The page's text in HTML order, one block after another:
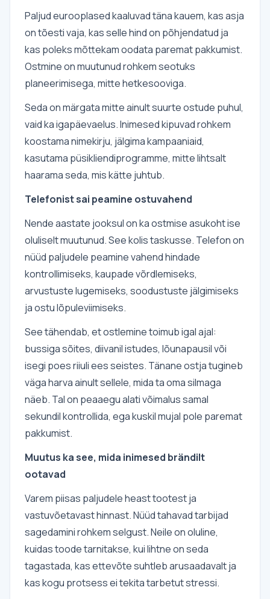
Paljud eurooplased kaaluvad täna kauem, kas asja
on tõesti vaja, kas selle hind on põhjendatud ja
kas poleks mõttekam oodata paremat pakkumist.
Ostmine on muutunud rohkem seotuks
planeerimisega, mitte hetkesooviga.
Seda on märgata mitte ainult suurte ostude puhul,
vaid ka igapäevaelus. Inimesed kipuvad rohkem
koostama nimekirju, jälgima kampaaniaid,
kasutama püsikliendiprogramme, mitte lihtsalt
haarama seda, mis kätte juhtub.
Telefonist sai peamine ostuvahend
Nende aastate jooksul on ka ostmise asukoht ise
oluliselt muutunud. See kolis taskusse. Telefon on
nüüd paljudele peamine vahend hindade
kontrollimiseks, kaupade võrdlemiseks,
arvustuste lugemiseks, soodustuste jälgimiseks
ja ostu lõpuleviimiseks.
See tähendab, et ostlemine toimub igal ajal:
bussiga sõites, diivanil istudes, lõunapausil või
isegi poes riiuli ees seistes. Tänane ostja tugineb
väga harva ainult sellele, mida ta oma silmaga
näeb. Tal on peaaegu alati võimalus samal
sekundil kontrollida, ega kuskil mujal pole paremat
pakkumist.
Muutus ka see, mida inimesed brändilt
ootavad
Varem piisas paljudele heast tootest ja
vastuvõetavast hinnast. Nüüd tahavad tarbijad
sagedamini rohkem selgust. Neile on oluline,
kuidas toode tarnitakse, kui lihtne on seda
tagastada, kas ettevõte suhtleb arusaadavalt ja
kas kogu protsess ei tekita tarbetut stressi.